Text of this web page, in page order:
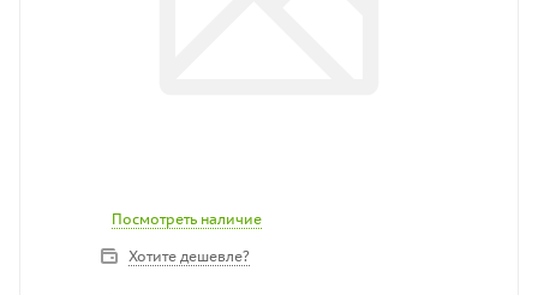
Посмотреть наличие
Хотите дешевле?